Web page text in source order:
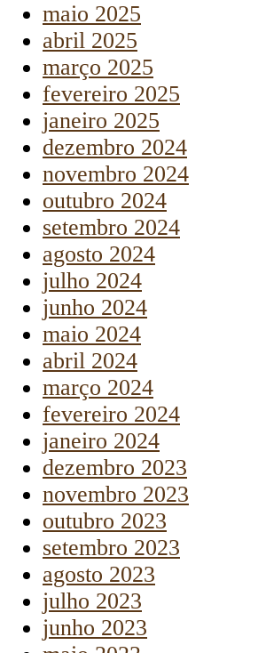
maio 2025
abril 2025
março 2025
fevereiro 2025
janeiro 2025
dezembro 2024
novembro 2024
outubro 2024
setembro 2024
agosto 2024
julho 2024
junho 2024
maio 2024
abril 2024
março 2024
fevereiro 2024
janeiro 2024
dezembro 2023
novembro 2023
outubro 2023
setembro 2023
agosto 2023
julho 2023
junho 2023